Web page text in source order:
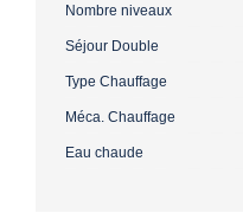
Nombre niveaux
Séjour Double
Type Chauffage
Méca. Chauffage
Eau chaude